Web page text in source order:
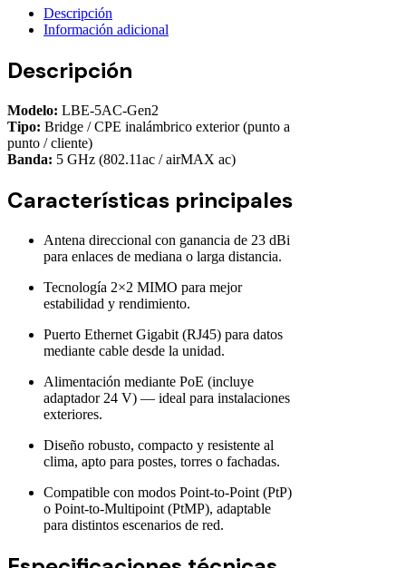
Descripción
Información adicional
Descripción
Modelo: LBE-5AC-Gen2
Tipo: Bridge / CPE inalámbrico exterior (punto a
punto / cliente)
Banda: 5 GHz (802.11ac / airMAX ac)
Características principales
Antena direccional con ganancia de 23 dBi
para enlaces de mediana o larga distancia.
Tecnología 2×2 MIMO para mejor
estabilidad y rendimiento.
Puerto Ethernet Gigabit (RJ45) para datos
mediante cable desde la unidad.
Alimentación mediante PoE (incluye
adaptador 24 V) — ideal para instalaciones
exteriores.
Diseño robusto, compacto y resistente al
clima, apto para postes, torres o fachadas.
Compatible con modos Point-to-Point (PtP)
o Point-to-Multipoint (PtMP), adaptable
para distintos escenarios de red.